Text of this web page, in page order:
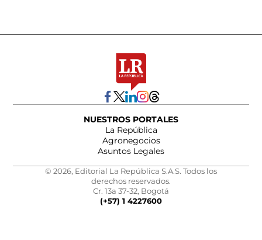
NUESTROS PORTALES
La República
Agronegocios
Asuntos Legales
© 2026, Editorial La República S.A.S. Todos los
derechos reservados.
Cr. 13a 37-32, Bogotá
(+57) 1 4227600